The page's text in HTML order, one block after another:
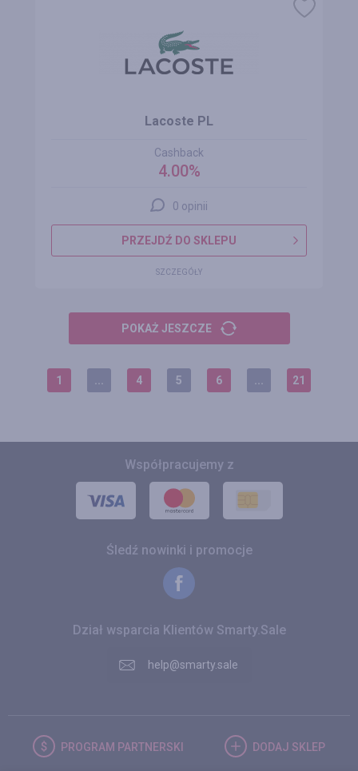
Lacoste PL
Cashback
4.00%
0 opinii
PRZEJDŹ DO SKLEPU
SZCZEGÓŁY
POKAŻ JESZCZE
1 4 5 6 21
Współpracujemy z
Śledź nowinki i promocje
Dział wsparcia Klientów Smarty.Sale
help@smarty.sale
PROGRAM PARTNERSKI DODAJ SKLEP